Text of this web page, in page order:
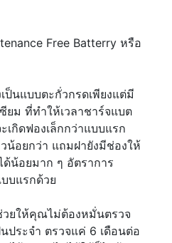
Free Batterry หรือ
ป็นแบบตะกั่วกรดเพียงแต่มี
ยม ที่ทำให้เวลาชาร์จแบต
กิดฟองเล็กกว่าแบบแรก
น้อยกว่า แถมฝายังมีช่องให้
ด้น้อยมาก ๆ อัตราการ
บแรกด้วย
วยให้คุณไม่ต้องหมั่นตรวจ
ประจำ ตรวจแค่ 6 เดือนต่อ